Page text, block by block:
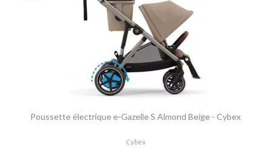
Poussette électrique e-Gazelle S Almond Beige - Cybex
Cybex